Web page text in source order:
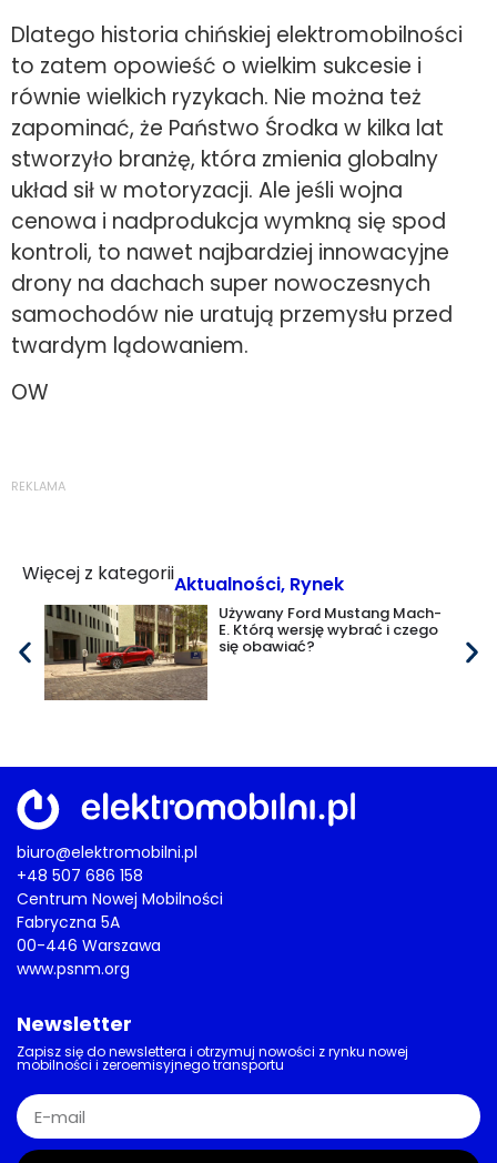
Dlatego historia chińskiej elektromobilności
to zatem opowieść o wielkim sukcesie i
równie wielkich ryzykach. Nie można też
zapominać, że Państwo Środka w kilka lat
stworzyło branżę, która zmienia globalny
układ sił w motoryzacji. Ale jeśli wojna
cenowa i nadprodukcja wymkną się spod
kontroli, to nawet najbardziej innowacyjne
drony na dachach super nowoczesnych
samochodów nie uratują przemysłu przed
twardym lądowaniem.
OW
REKLAMA
Więcej z kategoriiAktualności, Rynek
Używany Ford Mustang Mach-
E. Którą wersję wybrać i czego
się obawiać?
biuro@elektromobilni.pl
+48 507 686 158
Centrum Nowej Mobilności
Fabryczna 5A
00-446 Warszawa
www.psnm.org
Newsletter
Zapisz się do newslettera i otrzymuj nowości z rynku nowej
mobilności i zeroemisyjnego transportu